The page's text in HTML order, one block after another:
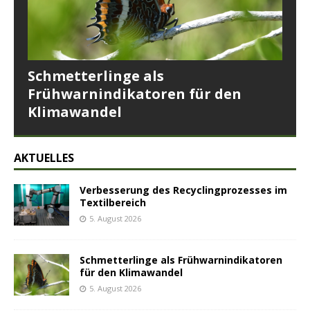
Schmetterlinge als
Frühwarnindikatoren für den
Klimawandel
AKTUELLES
Verbesserung des Recyclingprozesses im
Textilbereich
5. August 2026
Schmetterlinge als Frühwarnindikatoren
für den Klimawandel
5. August 2026